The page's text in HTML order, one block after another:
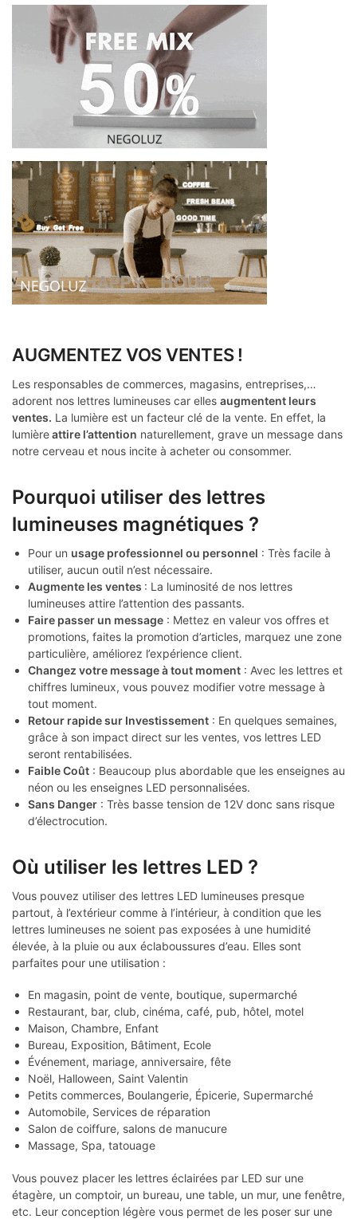
AUGMENTEZ VOS VENTES !
Les responsables de commerces, magasins, entreprises,…
adorent nos lettres lumineuses car elles augmentent leurs
ventes. La lumière est un facteur clé de la vente. En effet, la
lumièreattire l’attention naturellement, grave un message dans
notre cerveau et nous incite à acheter ou consommer.
Pourquoi utiliser des lettres
lumineuses magnétiques ?
Pour un usage professionnel ou personnel : Très facile à
utiliser, aucun outil n’est nécessaire.
Augmente les ventes : La luminosité de nos lettres
lumineuses attire l’attention des passants.
Faire passer un message : Mettez en valeur vos offres et
promotions, faites la promotion d’articles, marquez une zone
particulière, améliorez l’expérience client.
Changez votre message à tout moment : Avec les lettres et
chiffres lumineux, vous pouvez modifier votre message à
tout moment.
Retour rapide sur Investissement : En quelques semaines,
grâce à son impact direct sur les ventes, vos lettres LED
seront rentabilisées.
Faible Coût : Beaucoup plus abordable que les enseignes au
néon ou les enseignes LED personnalisées.
Sans Danger : Très basse tension de 12V donc sans risque
d’électrocution.
Où utiliser les lettres LED ?
Vous pouvez utiliser des lettres LED lumineuses presque
partout, à l’extérieur comme à l’intérieur, à condition que les
lettres lumineuses ne soient pas exposées à une humidité
élevée, à la pluie ou aux éclaboussures d’eau. Elles sont
parfaites pour une utilisation :
En magasin, point de vente, boutique, supermarché
Restaurant, bar, club, cinéma, café, pub, hôtel, motel
Maison, Chambre, Enfant
Bureau, Exposition, Bâtiment, Ecole
Événement, mariage, anniversaire, fête
Noël, Halloween, Saint Valentin
Petits commerces, Boulangerie, Épicerie, Supermarché
Automobile, Services de réparation
Salon de coiffure, salons de manucure
Massage, Spa, tatouage
Vous pouvez placer les lettres éclairées par LED sur une
étagère, un comptoir, un bureau, une table, un mur, une fenêtre,
etc. Leur conception légère vous permet de les poser sur une